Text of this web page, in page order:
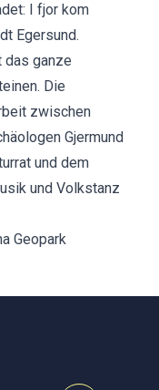
I fjor kom
Egersund.
das ganze
Die
zwischen
Gjermund
und dem
und Volkstanz
Geopark